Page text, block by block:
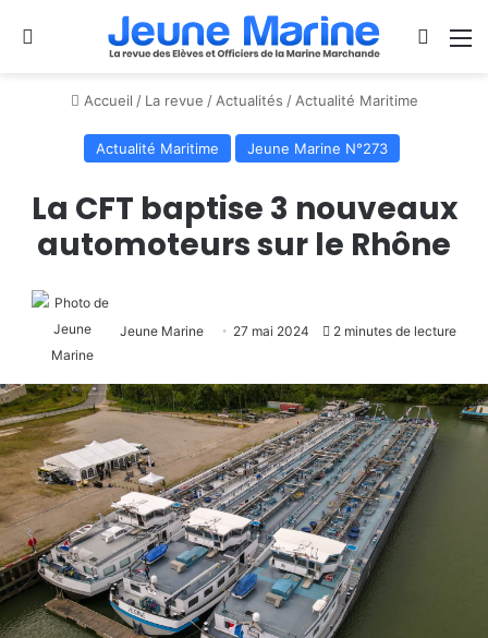
Se connecter
Accueil / La revue / Actualités / Actualité Maritime
Actualité Maritime Jeune Marine N°273
La CFT baptise 3 nouveaux
automoteurs sur le Rhône
Jeune Marine 27 mai 2024 2 minutes de lecture